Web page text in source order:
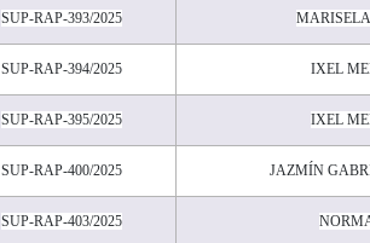
SUP-RAP-393/2025
SUP-RAP-394/2025 IXEL
SUP-RAP-395/2025 IXEL
SUP-RAP-400/2025 JAZMÍN
SUP-RAP-403/2025